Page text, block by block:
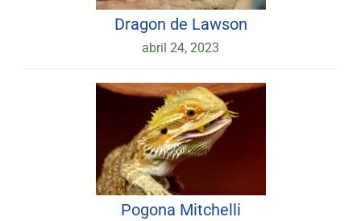
Dragon de Lawson
abril 24, 2023
Pogona Mitchelli